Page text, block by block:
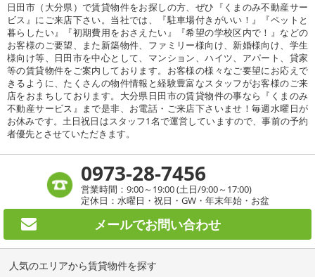
日田市（大分県）で賃貸物件をお探しの方、ぜひ『くまのみ不動産サー
ビス』にご来店下さい。当社では、『駐車場付きがいい！』『ペットと
暮らしたい』『初期費用をおさえたい』『希望の学校区内で！』などの
お客様のご要望、また新築物件、ファミリー様向け、新婚様向け、学生
様向け等、日田市を中心として、マンション、ハイツ、アパート、貸家
等の賃貸物件をご案内しております。お客様の様々なご要望にお応えで
きるように、たくさんの物件情報と経験豊富なスタッフがお客様のご来
店をおまちしております。大分県日田市の賃貸物件の事なら『くまのみ
不動産サービス』まで是非、お電話・ご来店下さいませ！毎週水曜日が
お休みです。土日祝日はスタッフ1名で運営していますので、事前の予約
者優先とさせていただきます。
0973-28-7456
営業時間：9:00～19:00 (土日/9:00～17:00)
定休日：水曜日・祝日・GW・年末年始・お盆
メールでお問い合わせ
人気のエリアから賃貸物件を探す